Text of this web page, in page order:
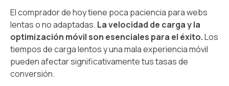
El comprador de hoy tiene poca paciencia para webs
lentas o no adaptadas. La velocidad de carga y la
optimización móvil son esenciales para el éxito.Los
tiempos de carga lentos y una mala experiencia móvil
pueden afectar significativamente tus tasas de
conversión.